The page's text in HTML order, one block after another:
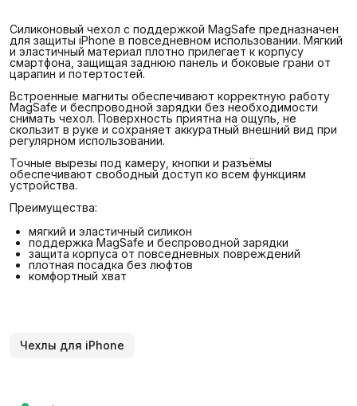
Силиконовый чехол с поддержкой MagSafe предназначен
для защиты iPhone в повседневном использовании. Мягкий
и эластичный материал плотно прилегает к корпусу
смартфона, защищая заднюю панель и боковые грани от
царапин и потертостей.
Встроенные магниты обеспечивают корректную работу
MagSafe и беспроводной зарядки без необходимости
снимать чехол. Поверхность приятна на ощупь, не
скользит в руке и сохраняет аккуратный внешний вид при
регулярном использовании.
Точные вырезы под камеру, кнопки и разъёмы
обеспечивают свободный доступ ко всем функциям
устройства.
Преимущества:
мягкий и эластичный силикон
поддержка MagSafe и беспроводной зарядки
защита корпуса от повседневных повреждений
плотная посадка без люфтов
комфортный хват
Чехлы для iPhone